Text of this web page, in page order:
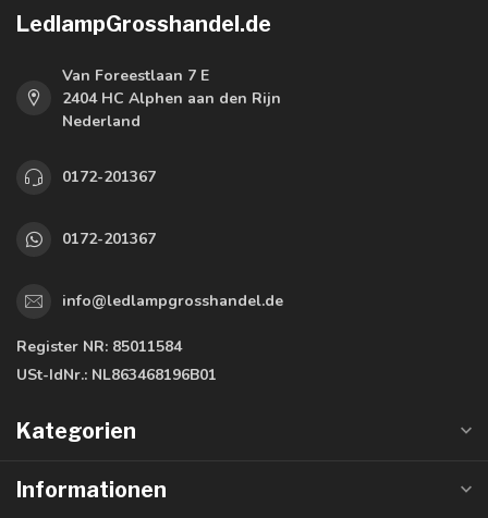
LedlampGrosshandel.de
Van Foreestlaan 7 E
2404 HC Alphen aan den Rijn
Nederland
0172-201367
0172-201367
info@ledlampgrosshandel.de
Register NR: 85011584
USt-IdNr.: NL863468196B01
Kategorien
Informationen